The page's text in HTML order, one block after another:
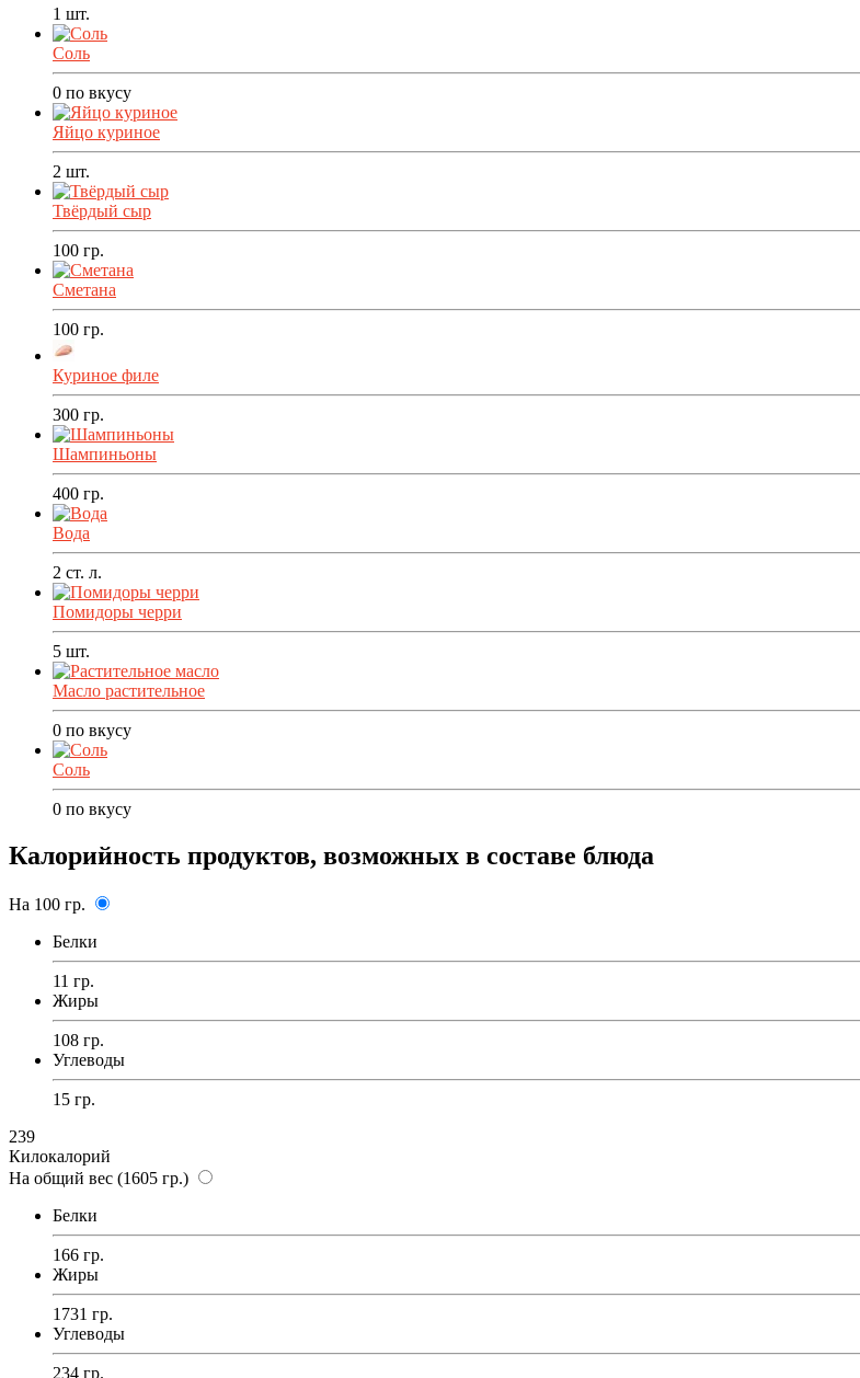
1 шт.
Соль
0 по вкусу
Яйцо куриное
2 шт.
Твёрдый сыр
100 гр.
Сметана
100 гр.
Куриное филе
300 гр.
Шампиньоны
400 гр.
Вода
2 ст. л.
Помидоры черри
5 шт.
Масло растительное
0 по вкусу
Соль
0 по вкусу
Калорийность продуктов, возможных в составе блюда
На 100 гр.
Белки
11 гр.
Жиры
108 гр.
Углеводы
15 гр.
239
Килокалорий
На общий вес (1605 гр.)
Белки
166 гр.
Жиры
1731 гр.
Углеводы
234 гр.